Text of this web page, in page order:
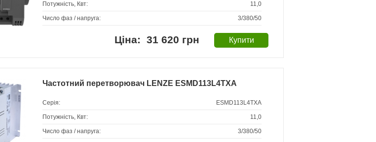
Потужність, Квт: 11,0
Число фаз / напруга: 3/380/50
31 620 грн
Частотний перетворювач LENZE ESMD113L4TXA
Серія: ESMD113L4TXA
Потужність, Квт: 11,0
Число фаз / напруга: 3/380/50